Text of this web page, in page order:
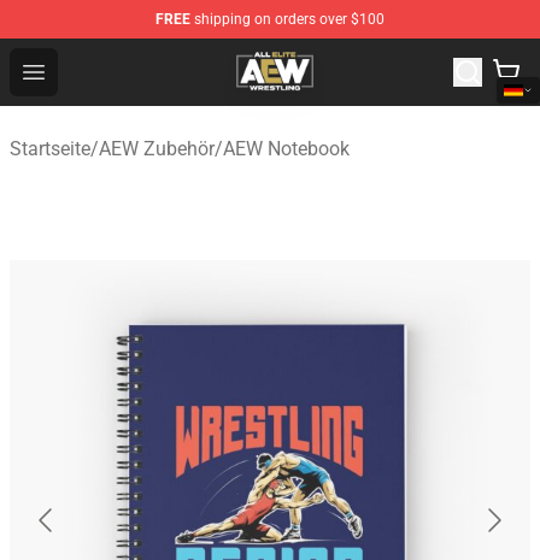
FREE shipping on orders over $100
Open menu
Aew Shop ⚡️ Official Aew Merchandise Store
Startseite/AEW Zubehör/AEW Notebook